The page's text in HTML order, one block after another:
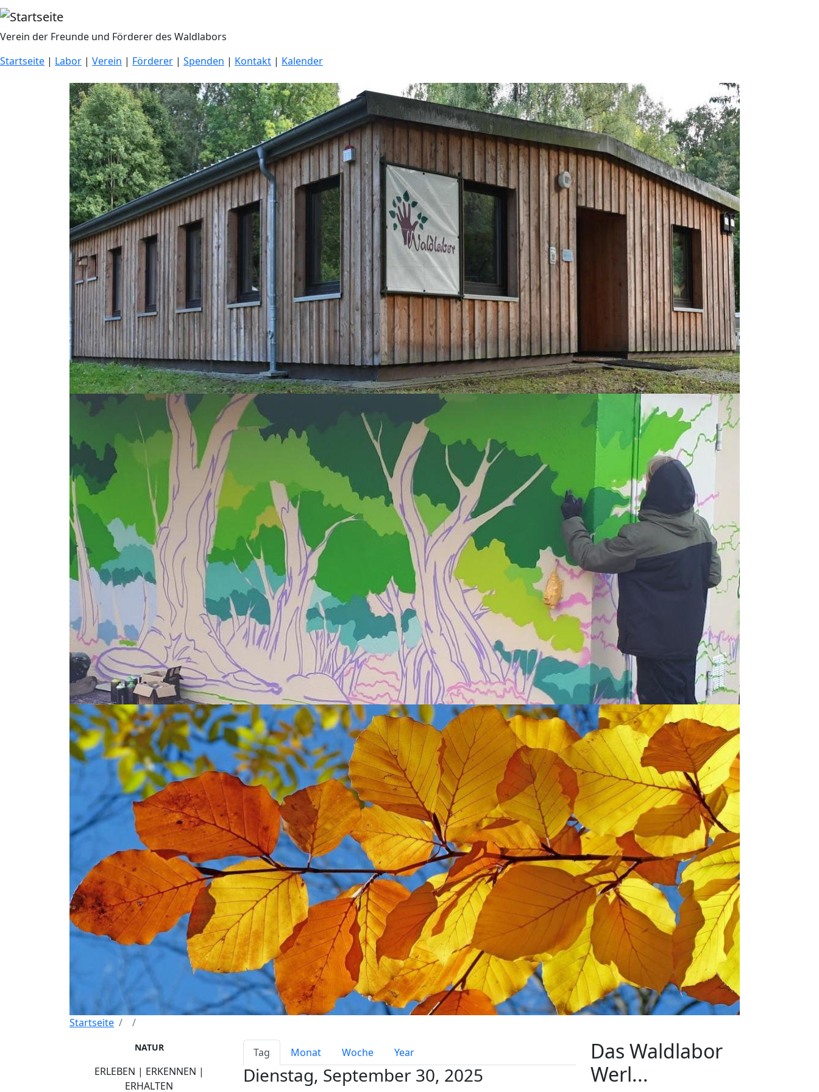
Direkt zum Inhalt
Verein der Freunde und Förderer des Waldlabors
Startseite | Labor | Verein | Förderer | Spenden | Kontakt | Kalender
Startseite
Primary tabs
Tag Monat Woche Year
Dienstag, September 30, 2025
NATUR
ERLEBEN | ERKENNEN |
ERHALTEN
Das Waldlabor
Werl...